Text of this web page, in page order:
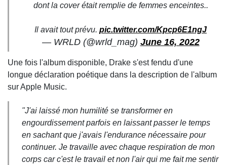
dont la cover était remplie de femmes enceintes..
Il avait tout prévu. pic.twitter.com/Kpcp6E1ngJ
— WRLD (@wrld_mag) June 16, 2022
Une fois l'album disponible, Drake s'est fendu d'une
longue déclaration poétique dans la description de l'album
sur Apple Music.
"J'ai laissé mon humilité se transformer en
engourdissement parfois en laissant passer le temps
en sachant que j'avais l'endurance nécessaire pour
continuer. Je travaille avec chaque respiration de mon
corps car c'est le travail et non l'air qui me fait me sentir